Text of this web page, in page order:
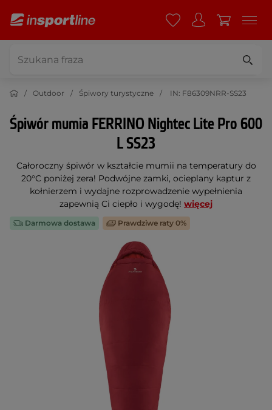
Outdoor Śpiwory turystyczne IN: F86309NRR-SS23
Śpiwór mumia FERRINO Nightec Lite Pro 600
L SS23
Całoroczny śpiwór w kształcie mumii na temperatury do
20°C poniżej zera! Podwójne zamki, ocieplany kaptur z
kołnierzem i wydajne rozprowadzenie wypełnienia
zapewnią Ci ciepło i wygodę! więcej
Darmowa dostawa Prawdziwe raty 0%